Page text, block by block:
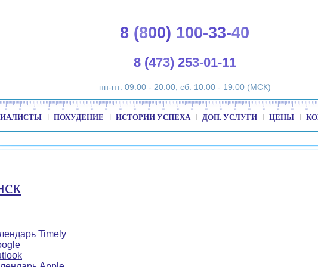
8 (800) 100-33-40
8 (473) 253-01-11
пн-пт: 09:00 - 20:00; сб: 10:00 - 19:00 (МСК)
ПОХУДЕНИЕ ИСТОРИИ УСПЕХА ДОП. УСЛУГИ ЦЕНЫ
Timely